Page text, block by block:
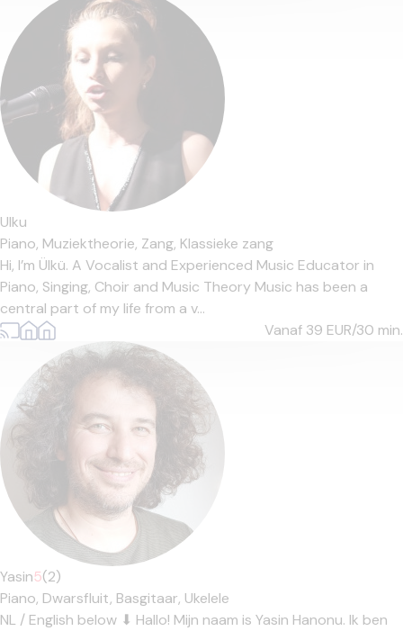
Ulku
Piano, Muziektheorie, Zang, Klassieke zang
Hi, I’m Ülkü. A Vocalist and Experienced Music Educator in
Piano, Singing, Choir and Music Theory Music has been a
central part of my life from a v...
Vanaf 39 EUR/30 min.
Yasin5(2)
Piano, Dwarsfluit, Basgitaar, Ukelele
NL / English below ⬇ Hallo! Mijn naam is Yasin Hanonu. Ik ben